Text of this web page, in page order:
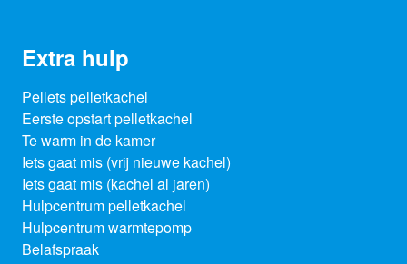
Extra hulp
Pellets pelletkachel
Eerste opstart pelletkachel
Te warm in de kamer
Iets gaat mis (vrij nieuwe kachel)
Iets gaat mis (kachel al jaren)
Hulpcentrum pelletkachel
Hulpcentrum warmtepomp
Belafspraak